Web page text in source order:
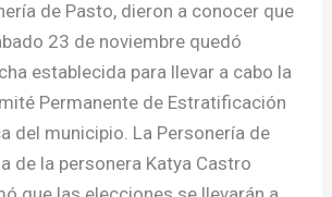
de Pasto, dieron a conocer que
23 de noviembre quedó
establecida para llevar a cabo la
Permanente de Estratificación
del municipio. La Personería de
de la personera Katya Castro